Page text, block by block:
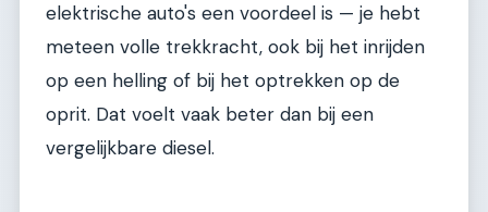
elektrische auto's een voordeel is — je hebt
meteen volle trekkracht, ook bij het inrijden
op een helling of bij het optrekken op de
oprit. Dat voelt vaak beter dan bij een
vergelijkbare diesel.